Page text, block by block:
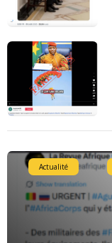
Actualité